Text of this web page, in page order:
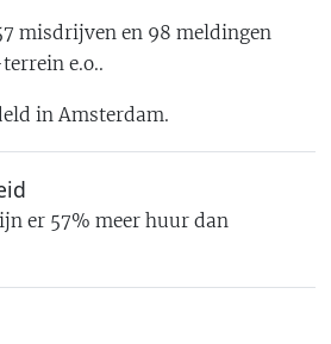
misdrijven en 98 meldingen
e.o..
in Amsterdam.
er 57% meer huur dan